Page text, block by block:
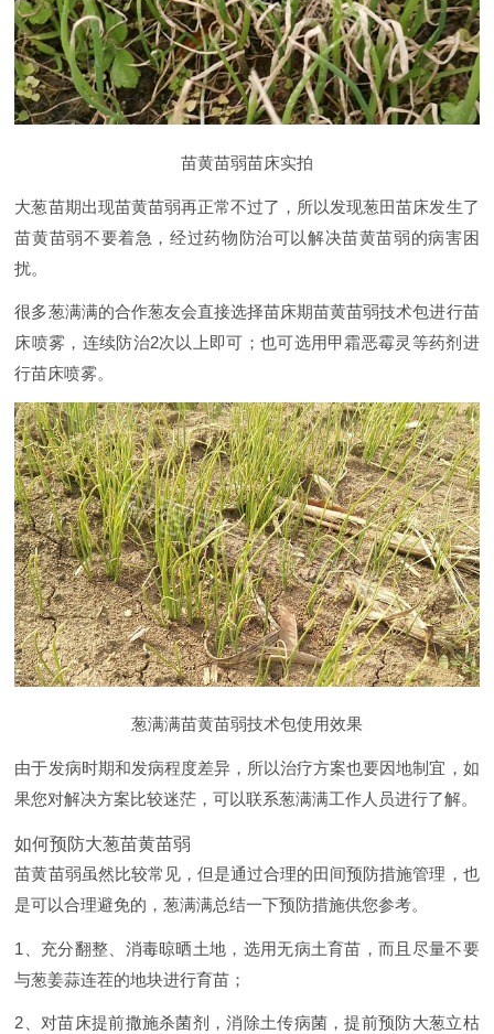
苗黄苗弱苗床实拍
大葱苗期出现苗黄苗弱再正常不过了，所以发现葱田苗床发生了
苗黄苗弱不要着急，经过药物防治可以解决苗黄苗弱的病害困
扰。
很多葱满满的合作葱友会直接选择苗床期苗黄苗弱技术包进行苗
床喷雾，连续防治2次以上即可；也可选用甲霜恶霉灵等药剂进
行苗床喷雾。
葱满满苗黄苗弱技术包使用效果
由于发病时期和发病程度差异，所以治疗方案也要因地制宜，如
果您对解决方案比较迷茫，可以联系葱满满工作人员进行了解。
如何预防大葱苗黄苗弱
苗黄苗弱虽然比较常见，但是通过合理的田间预防措施管理，也
是可以合理避免的，葱满满总结一下预防措施供您参考。
1、充分翻整、消毒晾晒土地，选用无病土育苗，而且尽量不要
与葱姜蒜连茬的地块进行育苗；
2、对苗床提前撒施杀菌剂，消除土传病菌，提前预防大葱立枯